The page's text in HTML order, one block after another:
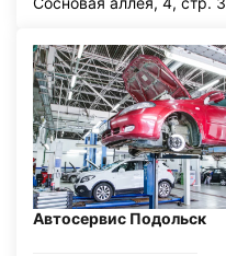
Автосервис Подольск